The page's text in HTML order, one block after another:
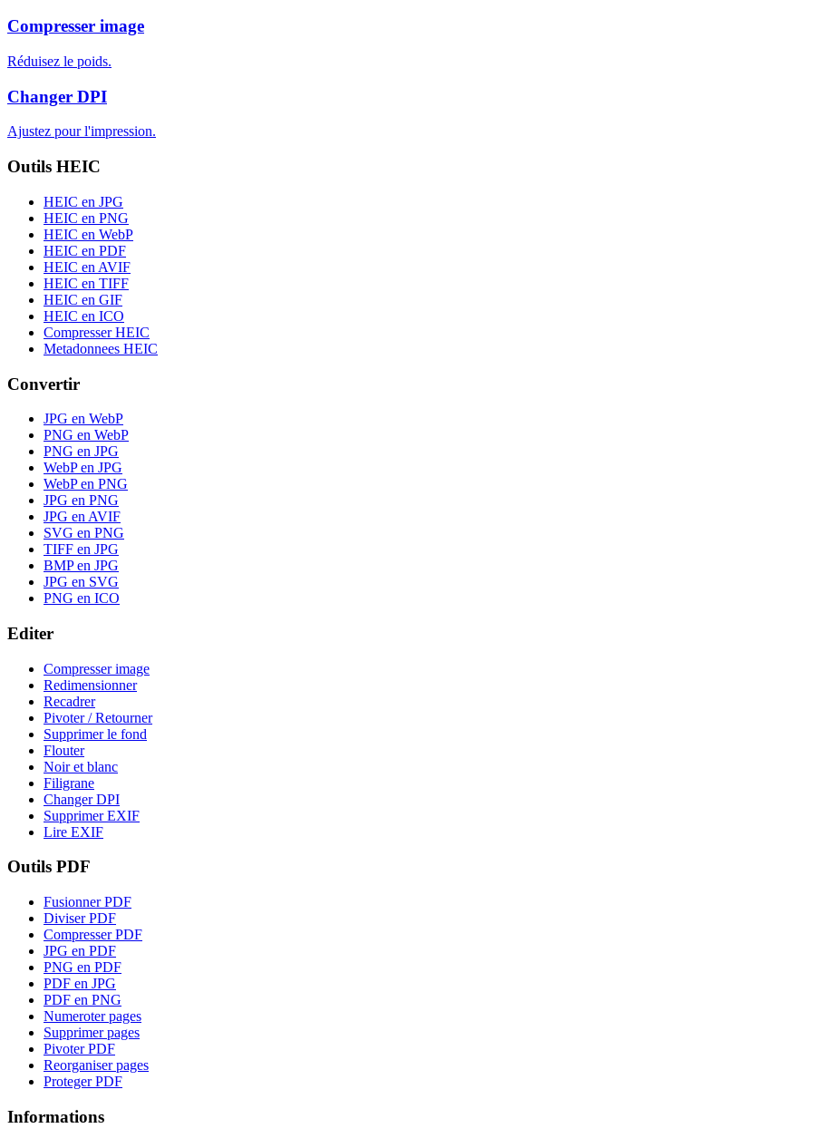
Compresser image
Réduisez le poids.
Changer DPI
Ajustez pour l'impression.
Outils HEIC
HEIC en JPG
HEIC en PNG
HEIC en WebP
HEIC en PDF
HEIC en AVIF
HEIC en TIFF
HEIC en GIF
HEIC en ICO
Compresser HEIC
Metadonnees HEIC
Convertir
JPG en WebP
PNG en WebP
PNG en JPG
WebP en JPG
WebP en PNG
JPG en PNG
JPG en AVIF
SVG en PNG
TIFF en JPG
BMP en JPG
JPG en SVG
PNG en ICO
Editer
Compresser image
Redimensionner
Recadrer
Pivoter / Retourner
Supprimer le fond
Flouter
Noir et blanc
Filigrane
Changer DPI
Supprimer EXIF
Lire EXIF
Outils PDF
Fusionner PDF
Diviser PDF
Compresser PDF
JPG en PDF
PNG en PDF
PDF en JPG
PDF en PNG
Numeroter pages
Supprimer pages
Pivoter PDF
Reorganiser pages
Proteger PDF
Informations